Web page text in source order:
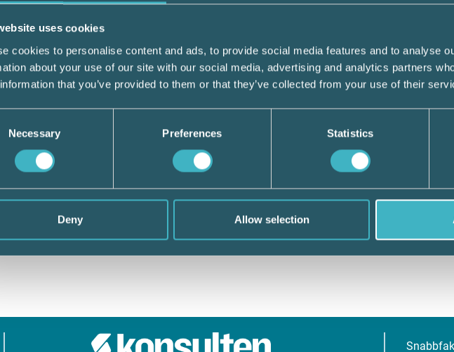
uses cookies
cookies to personalise content and ads, to provide social media features and to analyse
about your use of our site with our social media, advertising and analytics partners
that you’ve provided to them or that they’ve collected from your use of their
Necessary Preferences Statistics
Deny Allow selection